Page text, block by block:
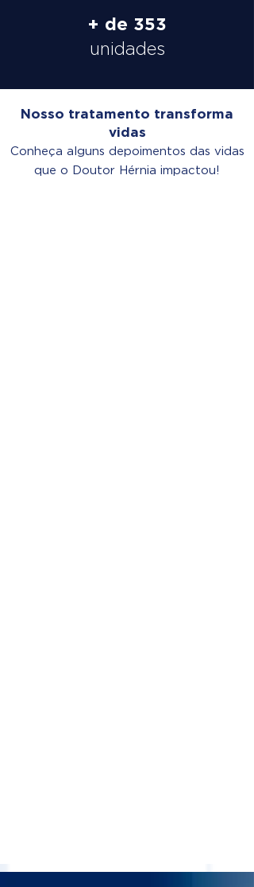
+ de 353
unidades
Nosso tratamento transforma
vidas
Conheça alguns depoimentos das vidas
que o Doutor Hérnia impactou!